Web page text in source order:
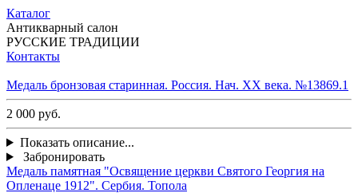
Каталог
Антикварный салон
РУССКИЕ ТРАДИЦИИ
Контакты
Медаль бронзовая старинная. Россия. Нач. ХХ века. №13869.1
2 000 руб.
Показать описание...
Забронировать
Медаль памятная "Освящение церкви Святого Георгия на
Опленаце 1912". Сербия. Топола